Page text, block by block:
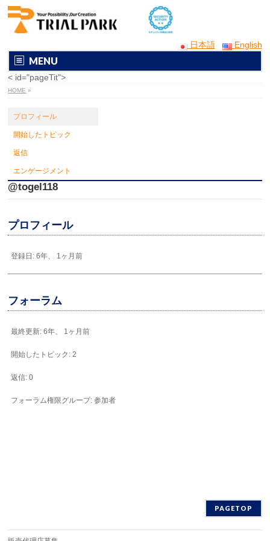
日本語 English
MENU
< id="pageTit">
HOME »
プロフィール
開始したトピック
返信
エンゲージメント
@togel118
プロフィール
登録日: 6年、 1ヶ月前
フォーラム
最終更新: 6年、 1ヶ月前
開始したトピック: 2
返信: 0
フォーラム権限グループ: 参加者
PAGETOP